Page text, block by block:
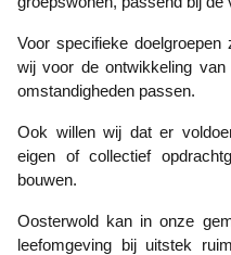
Voor specifieke doelgroepen zoals ouderen en starters zorgen
wij voor de ontwikkeling
omstandigheden passen.
Ook willen wij dat er voldoende mogelijkheden blijven om in
eigen of collectief
bouwen.
Oosterwold kan in onze gemeente als een unieke duurzame
leefomgeving bij uitstek